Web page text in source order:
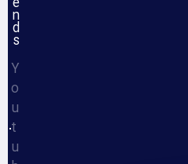
n
d
s
Y
o
u
t
u